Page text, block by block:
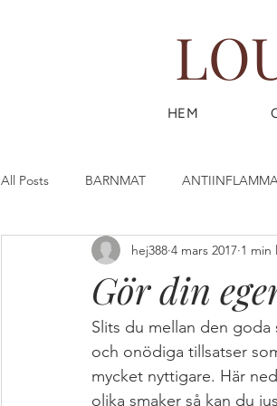
HEM
All Posts BARNMAT
DESSERT & FIKA DRYCK DIY
FISK & SKALDJUR FAST (SLOW)
GÖR DIN EGEN HUDVÅRD
Gör din
hej388 4 mars 2017 1 min
Slits du mellan den
och onödiga tillsatser
mycket nyttigare. Här
olika smaker så kan du